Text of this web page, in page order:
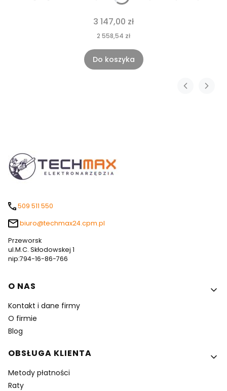
Cena
3 147,00 zł
Cena
2 558,54 zł
Do koszyka
509 511 550
biuro@techmax24.cpm.pl
Przeworsk
ul.M.C. Skłodowskej 1
nip:794-16-86-766
Linki w stopce
O NAS
Kontakt i dane firmy
O firmie
Blog
OBSŁUGA KLIENTA
Metody płatności
Raty